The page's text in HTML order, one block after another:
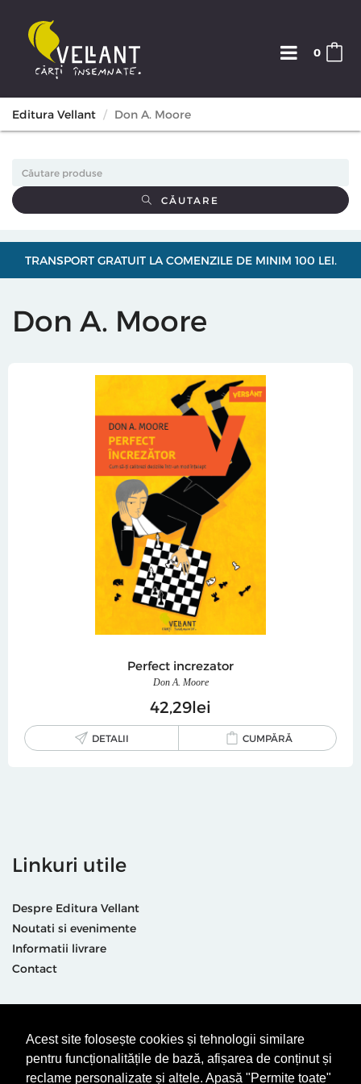
Acest site folosește cookies și tehnologii similare
pentru funcționalitățile de bază, afișarea de conținut și
reclame personalizate și altele. Apasă "Permite toate"
0
Editura Vellant Don A. Moore
CĂUTARE
TRANSPORT GRATUIT LA COMENZILE DE MINIM 100 LEI.
Don A. Moore
Perfect increzator
Don A. Moore
42 29lei
DETALII CUMPĂRĂ
Linkuri utile
Despre Editura Vellant
Noutati si evenimente
Informatii livrare
Contact